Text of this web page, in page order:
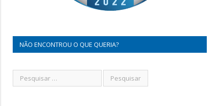
NÃO ENCONTROU O QUE QUERIA?